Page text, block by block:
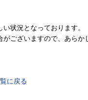
状況となっております。
ございますので、あらか
に戻る